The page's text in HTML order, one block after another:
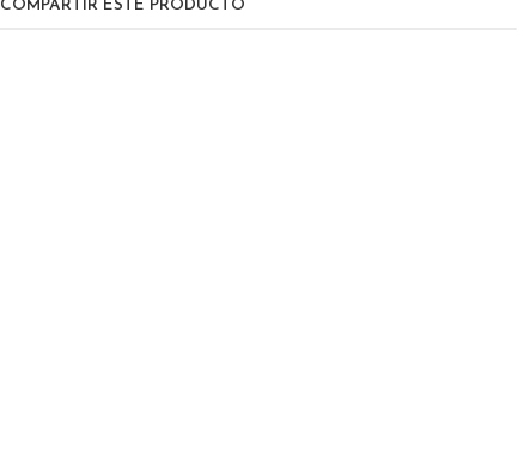
COMPARTIR ESTE PRODUCTO